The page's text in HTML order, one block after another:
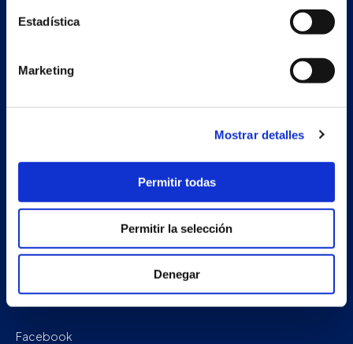
Estadística
Marketing
Mostrar detalles
Permitir todas
Permitir la selección
Denegar
Estrada Porto Cabeiro, 68
Vilar de Infesta 36815
Noticias
Facebook